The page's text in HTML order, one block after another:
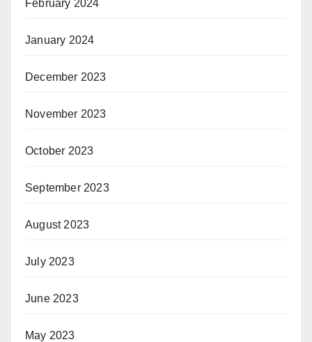
February 2024
January 2024
December 2023
November 2023
October 2023
September 2023
August 2023
July 2023
June 2023
May 2023